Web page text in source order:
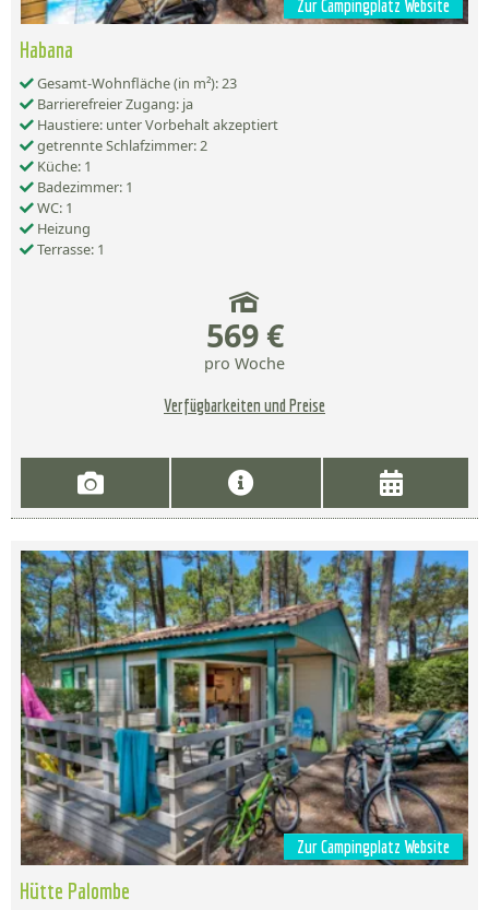
Zur Campingplatz Website
Habana
Gesamt-Wohnfläche (in m²): 23
Barrierefreier Zugang: ja
Haustiere: unter Vorbehalt akzeptiert
getrennte Schlafzimmer: 2
Küche: 1
Badezimmer: 1
WC: 1
Heizung
Terrasse: 1
569 €
pro Woche
Verfügbarkeiten und Preise
Zur Campingplatz Website
Hütte Palombe